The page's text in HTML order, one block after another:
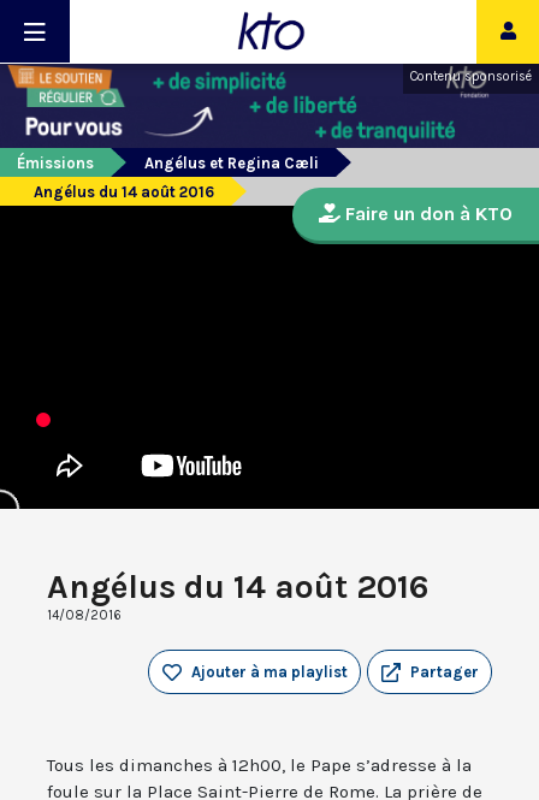
Contenu sponsorisé
Émissions
Angélus et Regina Cæli
Angélus du 14 août 2016
Angélus du 14 août 2016
14/08/2016
Partager
Ajouter à ma playlist
Tous les dimanches à 12h00, le Pape s’adresse à la
foule sur la Place Saint-Pierre de Rome. La prière de
Faire un don à KTO